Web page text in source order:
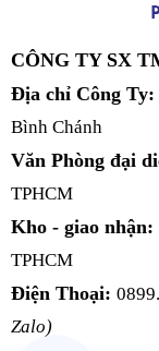
CÔNG TY SX
Địa chỉ Công Ty:
Bình Chánh
Văn Phòng đại
TPHCM
Kho - giao nhận:
TPHCM
Điện Thoại:
Zalo)